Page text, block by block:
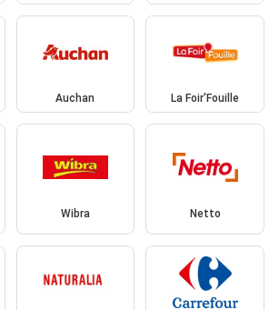
Auchan La Foir'Fouille
Wibra Netto